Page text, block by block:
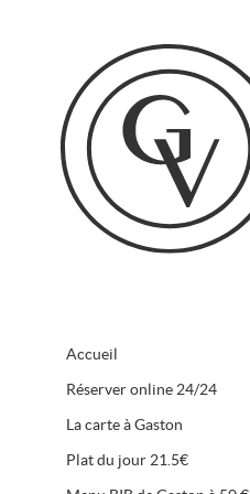
Accueil
Réserver online 24/24
La carte à Gaston
Plat du jour 21.5€